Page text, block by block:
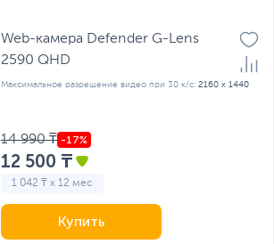
Web-камера Defender G-Lens
2590 QHD
Максимальное разрешение видео при 30 к/с: 2160 x 1440
14 990 ₸
12 500 ₸
1 042 ₸ x 12 мес
Купить